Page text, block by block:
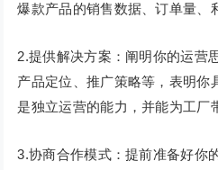
爆款产品的销售数据、订单量、
2.提供解决方案：阐明你的运营
产品定位、推广策略等，表明你
是独立运营的能力，并能为工厂
3.协商合作模式：提前准备好你